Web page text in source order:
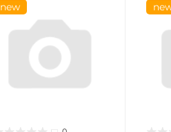
new